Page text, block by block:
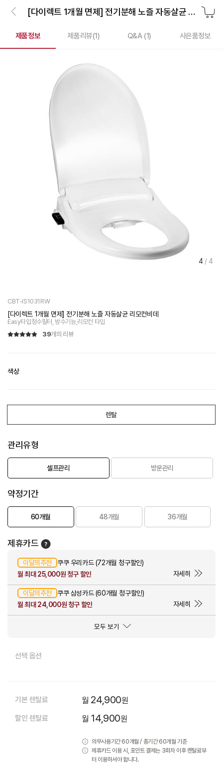
[다이렉트 1개월 면제] 전기분해 노즐 자동살균 리모컨비데
제품정보 제품리뷰(1) Q&A (1) 사은품정보
4 / 4
CBT-IS1031RW
[다이렉트 1개월 면제] 전기분해 노즐 자동살균 리모컨비데
Easy타입정수필터, 방수기능,리모컨 타입
39개의 리뷰
색상
렌탈
관리유형
셀프관리 방문관리
약정기간
60개월 48개월 36개월
제휴카드
이달의추천
쿠쿠 우리카드 (72개월 청구할인)
월 최대 25,000원 청구 할인
자세히
이달의추천
쿠쿠 삼성카드 (60개월 청구할인)
월 최대 24,000원 청구 할인
자세히
모두 보기
선택 옵션
기본 렌탈료 월 24,900원
할인 렌탈료 월 14,900원
의무사용기간 60개월 / 총기간 60개월 기준
제휴카드 이용 시, 포인트 결제는 3회차 이후 렌탈료부
터 이용하셔야 합니다.